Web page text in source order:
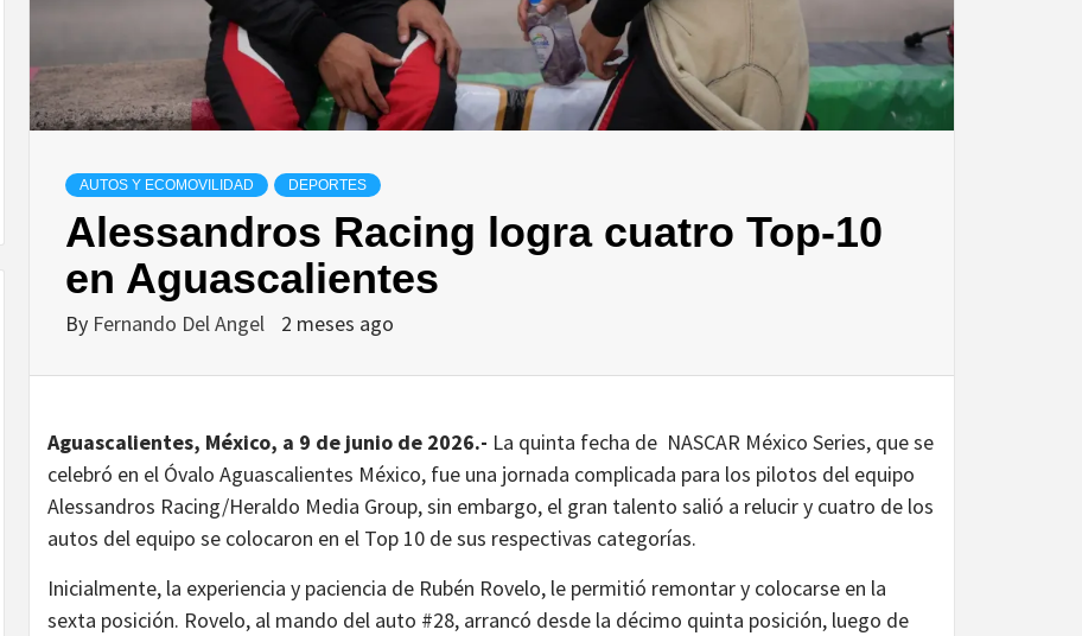
AUTOS Y ECOMOVILIDAD DEPORTES
Alessandros Racing logra cuatro Top-10
en Aguascalientes
By Fernando Del Angel 2 meses ago
Aguascalientes, México, a 9 de junio de 2026.- La quinta fecha de NASCAR México Series, que se
celebró en el Óvalo Aguascalientes México, fue una jornada complicada para los pilotos del equipo
Alessandros Racing/Heraldo Media Group, sin embargo, el gran talento salió a relucir y cuatro de los
autos del equipo se colocaron en el Top 10 de sus respectivas categorías.
Inicialmente, la experiencia y paciencia de Rubén Rovelo, le permitió remontar y colocarse en la
sexta posición. Rovelo, al mando del auto #28, arrancó desde la décimo quinta posición, luego de